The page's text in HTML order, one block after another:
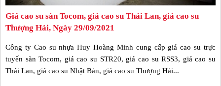
Giá cao su sàn Tocom, giá cao su Thái Lan, giá cao su
Thượng Hải, Ngày 29/09/2021
Công ty Cao su nhựa Huy Hoàng Minh cung cấp giá cao su trực
tuyến sàn Tocom, giá cao su STR20, giá cao su RSS3, giá cao su
Thái Lan, giá cao su Nhật Bản, giá cao su Thượng Hải...